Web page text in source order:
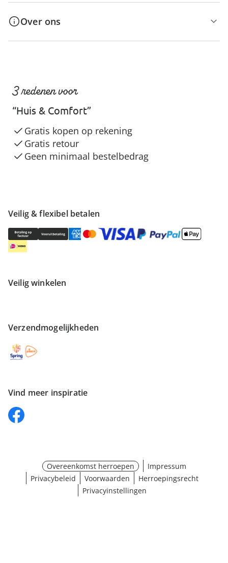
Over ons
Veilig & flexibel betalen
Veilig winkelen
Verzendmogelijkheden
Vind meer inspiratie
3 redenen voor
“Huis & Comfort”
Gratis kopen op rekening
Gratis retour
Geen minimaal bestelbedrag
Overeenkomst herroepen
Impressum
Privacybeleid
Voorwaarden
Herroepingsrecht
Privacyinstellingen